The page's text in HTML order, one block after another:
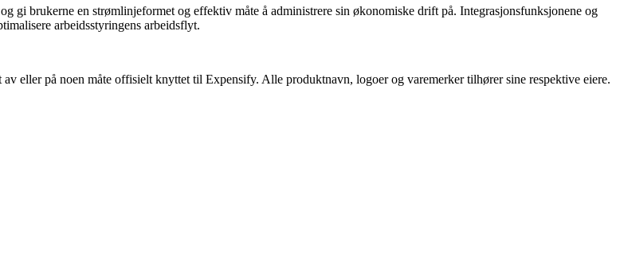
gi brukerne en strømlinjeformet og effektiv måte å administrere sin økonomiske drift på. Integrasjonsfunksjonene og
arbeidsstyringens arbeidsflyt.
eller på noen måte offisielt knyttet til Expensify. Alle produktnavn, logoer og varemerker tilhører sine respektive eiere.